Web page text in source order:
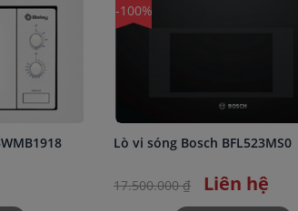
-100%
Lò vi sóng Bosch BFL523MS0
17.500.000 ₫ Liên hệ